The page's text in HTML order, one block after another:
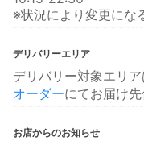
※状況により変更にな
デリバリーエリア
デリバリー対象エリ
オーダーにてお届け
お店からのお知らせ